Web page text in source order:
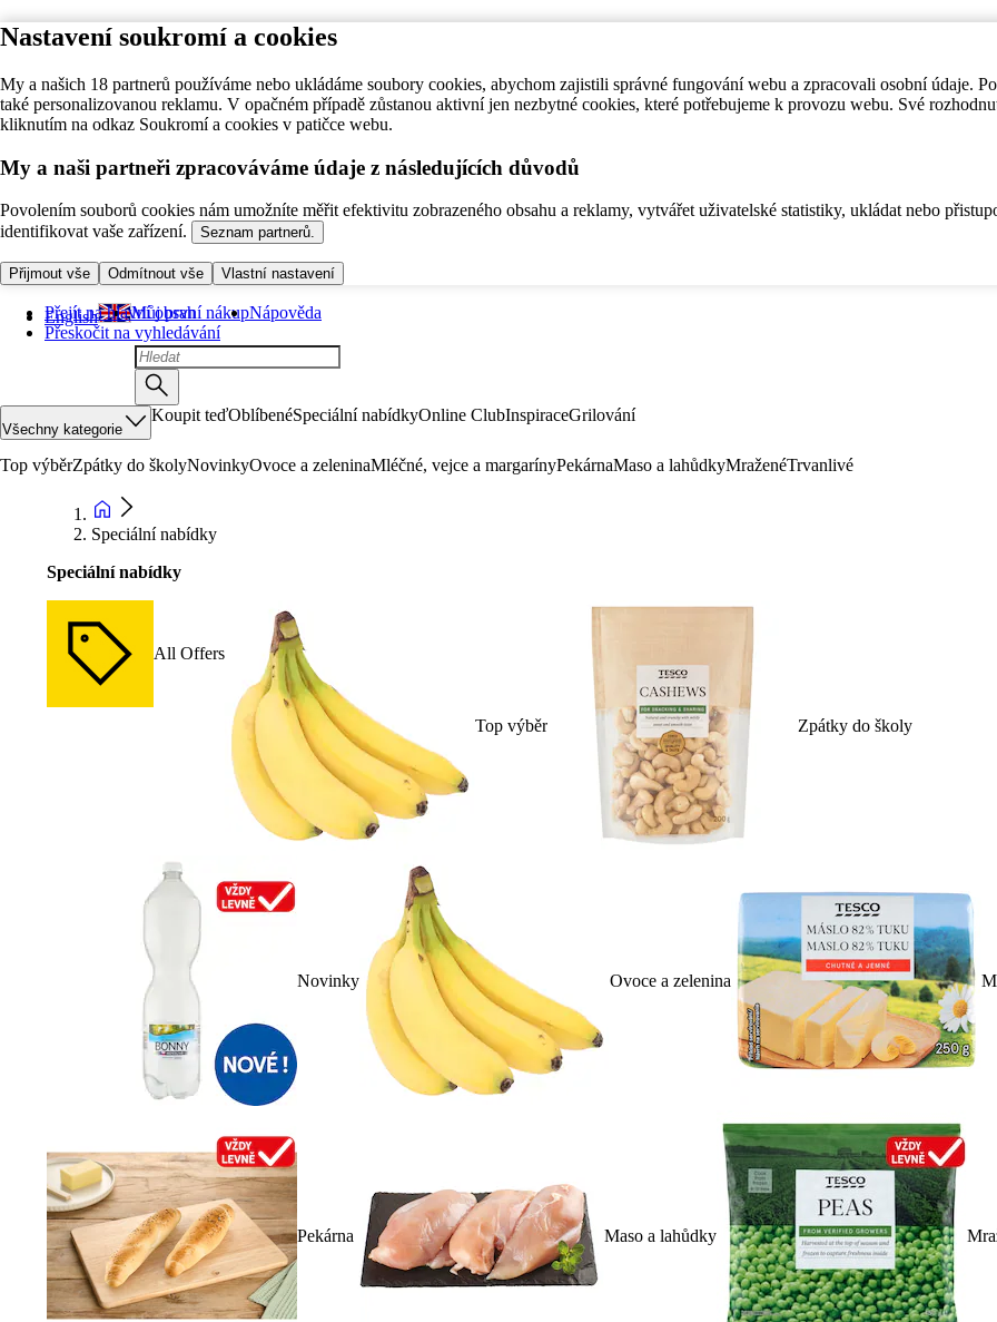
Nastavení soukromí a cookies
My a našich 18 partnerů používáme nebo ukládáme soubory cookies, abychom zajistili správné fungování webu a zpracovali osobní údaje.
také personalizovanou reklamu. V opačném případě zůstanou aktivní jen nezbytné cookies, které potřebujeme k provozu webu. Své
kliknutím na odkaz Soukromí a cookies v patičce webu.
My a naši partneři zpracováváme údaje z následujících důvodů
Povolením souborů cookies nám umožníte měřit efektivitu zobrazeného obsahu a reklamy, vytvářet uživatelské statistiky, ukládat nebo
identifikovat vaše zařízení.
Seznam partnerů.
Přijmout vše Odmítnout vše Vlastní nastavení
Přejít na hlavní obsah
Přeskočit na vyhledávání
English Můj první nákupNápověda
Všechny kategorie
Koupit teďOblíbenéSpeciální nabídkyOnline ClubInspiraceGrilování
Top výběrZpátky do školyNovinkyOvoce a zeleninaMléčné, vejce a margarínyPekárnaMaso a lahůdkyMraženéTrvanlivé
Speciální nabídky
Speciální nabídky
All Offers
Top výběr Zpátky do školy
Novinky Ovoce a zelenina
Pekárna Maso a lahůdky